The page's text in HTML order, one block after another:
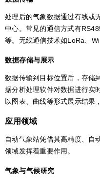
处理后的气象数据通过有线或
中心。常见的通信方式有
等。无线通信技术如LoRa、
数据存储与展示
数据传输到目标位置后，存储
据分析处理软件对数据进行实
以图表、曲线等形式展示结果
应用领域
自动气象站凭借其高精度、自
领域发挥着重要作用。
气象与气候研究